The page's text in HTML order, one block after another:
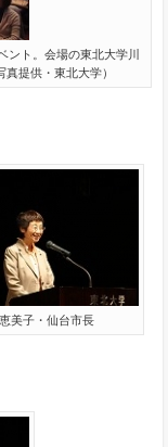
ント。会場の東北大学川
提供・東北大学）
美子・仙台市長